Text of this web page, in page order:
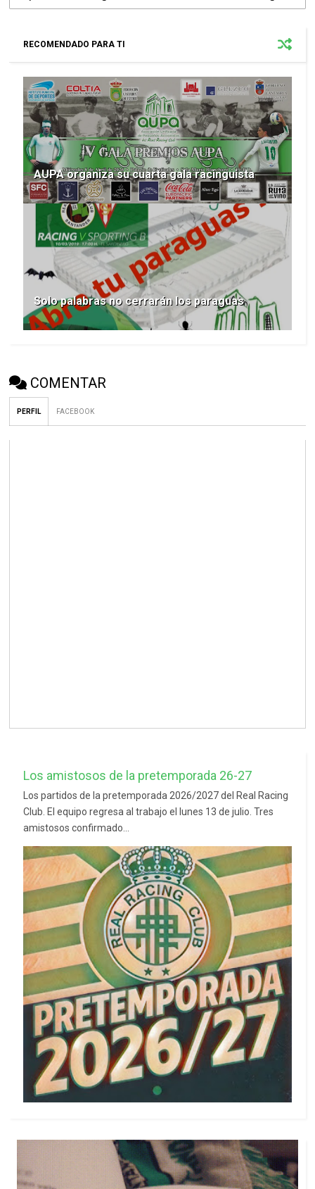
RECOMENDADO PARA TI
AUPA organiza su cuarta gala racinguista
Solo palabras no cerrarán los paraguas
COMENTAR
PERFIL FACEBOOK
Los amistosos de la pretemporada 26-27
Los partidos de la pretemporada 2026/2027 del Real Racing
Club. El equipo regresa al trabajo el lunes 13 de julio. Tres
amistosos confirmado...